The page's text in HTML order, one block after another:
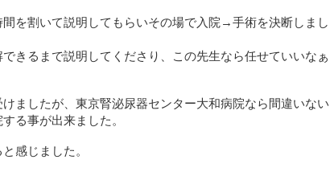
を割いて説明してもらいその場で入院→手術を決断しまし
きるまで説明してくださり、この先生なら任せていいなぁ
ましたが、東京腎泌尿器センター大和病院なら間違いない
る事が出来ました。
感じました。